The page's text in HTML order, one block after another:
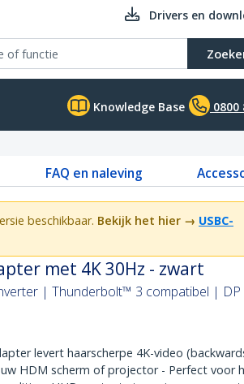
Drivers en
Knowledge Base 0800
FAQ en naleving
beschikbaar. Bekijk het hier → USBC-
met 4K 30Hz - zwart
| Thunderbolt™ 3 compatibel | DP
levert haarscherpe 4K-video
HDM scherm of projector - Perfect voor